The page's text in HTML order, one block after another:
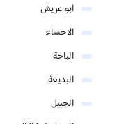
ابو عريش
الاحساء
الباحة
البديعة
الجبيل